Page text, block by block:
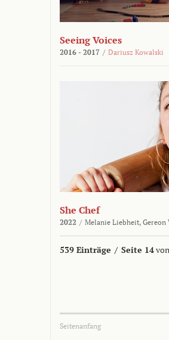
Seeing Voices
2016 - 2017 / Dariusz Kowalski
She Chef
2022 / Melanie Liebheit, Gereon
539 Einträge / Seite 14
Seitenanfang